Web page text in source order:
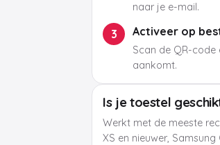
naar je e-mail.
3 Activeer op
Scan de QR-
aankomt.
Is je toestel
Werkt met de meeste
XS en nieuwer,